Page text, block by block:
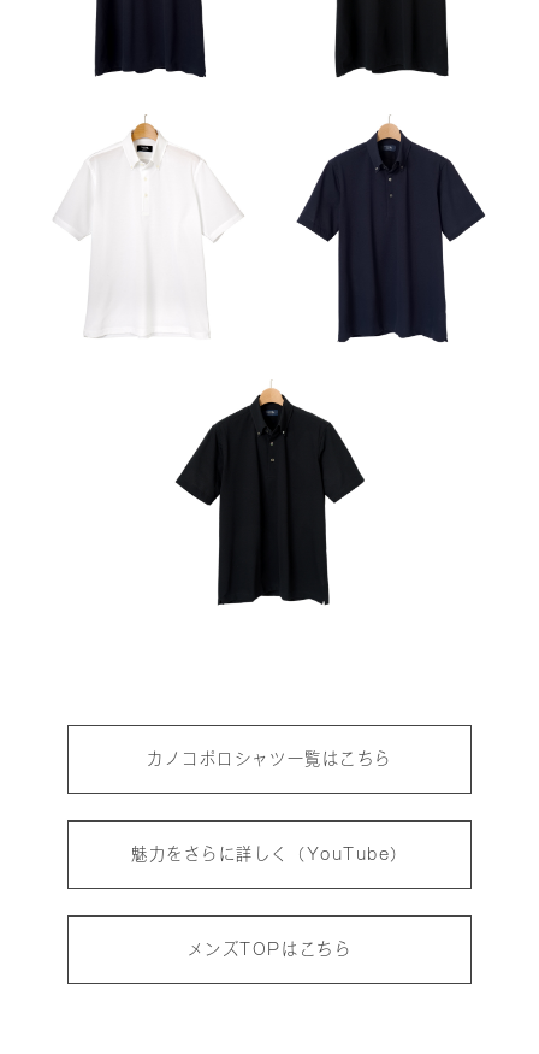
カノコポロシャツ一覧はこちら
魅力をさらに詳しく（YouTube）
メンズTOPはこちら